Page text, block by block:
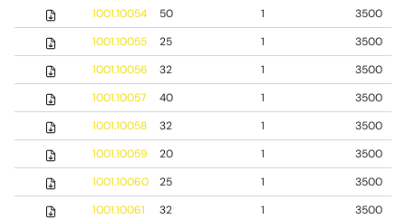
1001.10054
50 1
3500
1001.10055
25 1
3500
1001.10056
32 1
3500
1001.10057
40 1
3500
1001.10058
32 1
3500
1001.10059
20 1
3500
1001.10060
25 1
3500
1001.10061
32 1
3500